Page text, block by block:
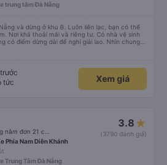
trung tâm Đà Nẵng
và dừng ở khu B. Luôn liên lạc, bạn có thể
Nơi khá thoải mái và riêng tư. Có nhà vệ sinh
có điểm dừng dài để nghỉ giải lao. Nhìn chung
tức
Xem giá
3.8
(3790 đánh giá)
Phía Nam Diên Khánh
Trung Tâm Đà Nẵng